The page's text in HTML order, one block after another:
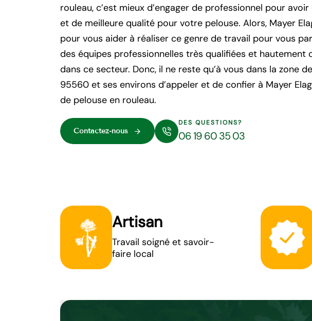
rouleau, c’est mieux d’engager de professionnel pour
et de meilleure qualité pour votre pelouse. Alors, Mayer
pour vous aider à réaliser ce genre de travail pour vous
des équipes professionnelles très qualifiées et hautement
dans ce secteur. Donc, il ne reste qu’à vous dans la zone
95560 et ses environs d’appeler et de confier à Mayer
de pelouse en rouleau.
Contactez-nous
DES QUESTIONS?
06 19 60 35 03
Artisan
Travail soigné et savoir-
faire local